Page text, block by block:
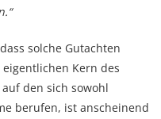
solche Gutachten
Kern des
den sich sowohl
berufen, ist anscheinend